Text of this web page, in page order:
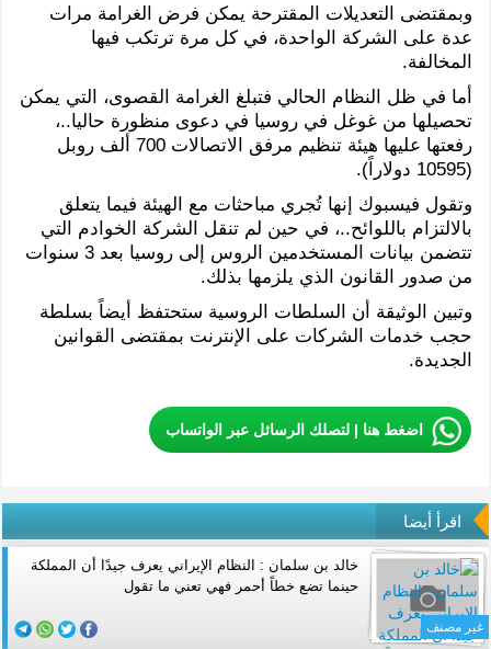
وبمقتضى التعديلات المقترحة يمكن فرض الغرامة مرات
عدة على الشركة الواحدة، في كل مرة ترتكب فيها
المخالفة.
أما في ظل النظام الحالي فتبلغ الغرامة القصوى، التي يمكن
تحصيلها من غوغل في روسيا في دعوى منظورة حاليا..،
رفعتها عليها هيئة تنظيم مرفق الاتصالات 700 ألف روبل
(10595 دولاراً).
وتقول فيسبوك إنها تُجري مباحثات مع الهيئة فيما يتعلق
بالالتزام باللوائح..، في حين لم تنقل الشركة الخوادم التي
تتضمن بيانات المستخدمين الروس إلى روسيا بعد 3 سنوات
من صدور القانون الذي يلزمها بذلك.
وتبين الوثيقة أن السلطات الروسية ستحتفظ أيضاً بسلطة
حجب خدمات الشركات على الإنترنت بمقتضى القوانين
الجديدة.
اضغط هنا | لتصلك الرسائل عبر الواتساب
اقرأ أيضا
غير مصنف
خالد بن سلمان : النظام الإيراني يعرف جيدًا أن المملكة
حينما تضع خطاً أحمر فهي تعني ما تقول‎